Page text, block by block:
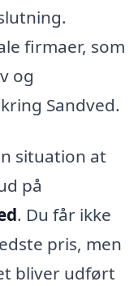
firmaer, som
og
Sandved.
situation at
på
. Du får ikke
pris, men
bliver udført